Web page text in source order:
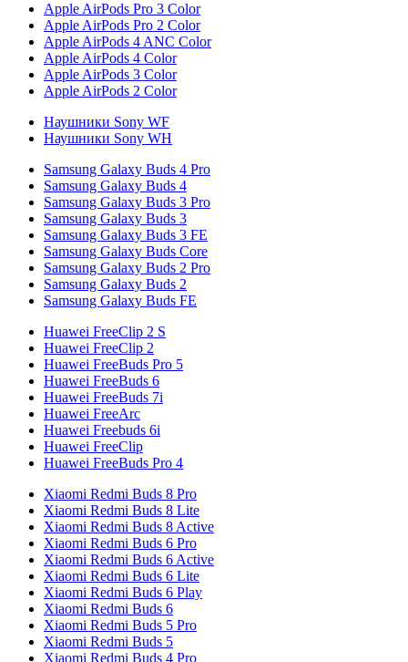
Apple AirPods Pro 3 Color
Apple AirPods Pro 2 Color
Apple AirPods 4 ANC Color
Apple AirPods 4 Color
Apple AirPods 3 Color
Apple AirPods 2 Color
Наушники Sony WF
Наушники Sony WH
Samsung Galaxy Buds 4 Pro
Samsung Galaxy Buds 4
Samsung Galaxy Buds 3 Pro
Samsung Galaxy Buds 3
Samsung Galaxy Buds 3 FE
Samsung Galaxy Buds Core
Samsung Galaxy Buds 2 Pro
Samsung Galaxy Buds 2
Samsung Galaxy Buds FE
Huawei FreeClip 2 S
Huawei FreeClip 2
Huawei FreeBuds Pro 5
Huawei FreeBuds 6
Huawei FreeBuds 7i
Huawei FreeArc
Huawei Freebuds 6i
Huawei FreeClip
Huawei FreeBuds Pro 4
Xiaomi Redmi Buds 8 Pro
Xiaomi Redmi Buds 8 Lite
Xiaomi Redmi Buds 8 Active
Xiaomi Redmi Buds 6 Pro
Xiaomi Redmi Buds 6 Active
Xiaomi Redmi Buds 6 Lite
Xiaomi Redmi Buds 6 Play
Xiaomi Redmi Buds 6
Xiaomi Redmi Buds 5 Pro
Xiaomi Redmi Buds 5
Xiaomi Redmi Buds 4 Pro